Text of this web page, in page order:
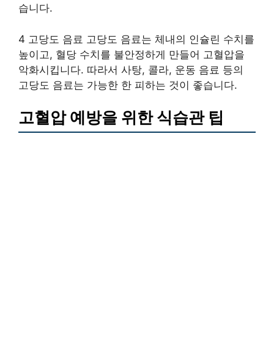
습니다.
4 고당도 음료 고당도 음료는 체내의 인슐린 수치를
높이고, 혈당 수치를 불안정하게 만들어 고혈압을
악화시킵니다. 따라서 사탕, 콜라, 운동 음료 등의
고당도 음료는 가능한 한 피하는 것이 좋습니다.
고혈압 예방을 위한 식습관 팁